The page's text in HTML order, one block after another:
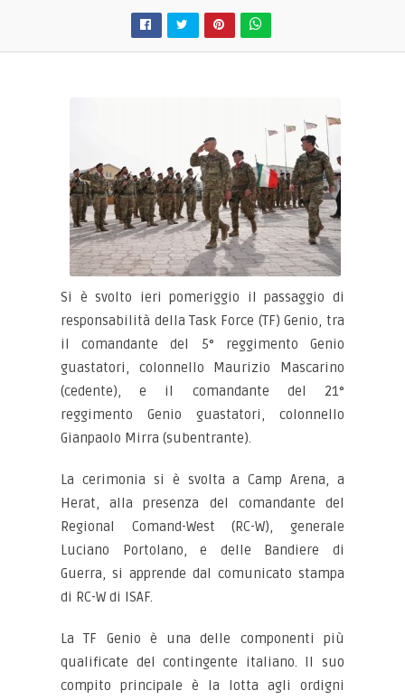
Si è svolto ieri pomeriggio il passaggio di
responsabilità della Task Force (TF) Genio, tra
il comandante del 5° reggimento Genio
guastatori, colonnello Maurizio Mascarino
(cedente), e il comandante del 21°
reggimento Genio guastatori, colonnello
Gianpaolo Mirra (subentrante).
La cerimonia si è svolta a Camp Arena, a
Herat, alla presenza del comandante del
Regional Comand-West (RC-W), generale
Luciano Portolano, e delle Bandiere di
Guerra, si apprende dal comunicato stampa
di RC-W di ISAF.
La TF Genio è una delle componenti più
qualificate del contingente italiano. Il suo
compito principale è la lotta agli ordigni